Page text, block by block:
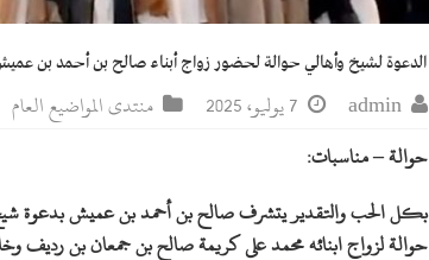
الدعوة لشيخ وأهالي حوالة لحضور زواج أبناء صالح بن أحمد بن عميش في
admin 7 يوليو، 2025 منتدى المواضيع العام
حوالة – مناسبات:
بكل الحب والتقدير يتشرف صالح بن أحمد بن عميش بدعوة
حوالة لزواج ابنائه محمد على كريمة صالح بن جمعان بن رديف